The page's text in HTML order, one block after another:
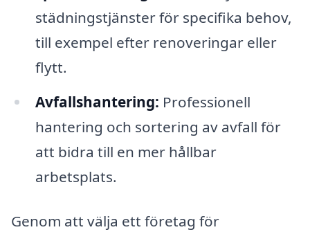
städningstjänster för specifika behov,
till exempel efter renoveringar eller
flytt.
Avfallshantering: Professionell
hantering och sortering av avfall för
att bidra till en mer hållbar
arbetsplats.
Genom att välja ett företag för